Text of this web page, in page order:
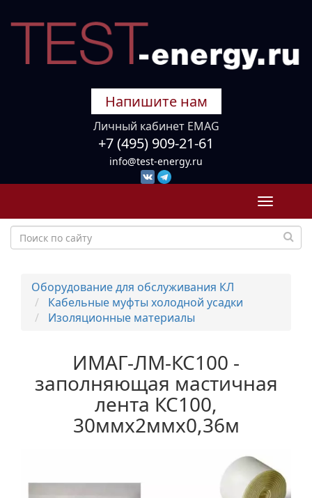
Напишите нам
Личный кабинет EMAG
+7 (495) 909-21-61
info@test-energy.ru
Toggle
Оборудование для обслуживания КЛ
Кабельные муфты холодной усадки
Изоляционные материалы
ИМАГ-ЛМ-КС100 -
заполняющая мастичная
лента КС100,
30ммх2ммх0,36м